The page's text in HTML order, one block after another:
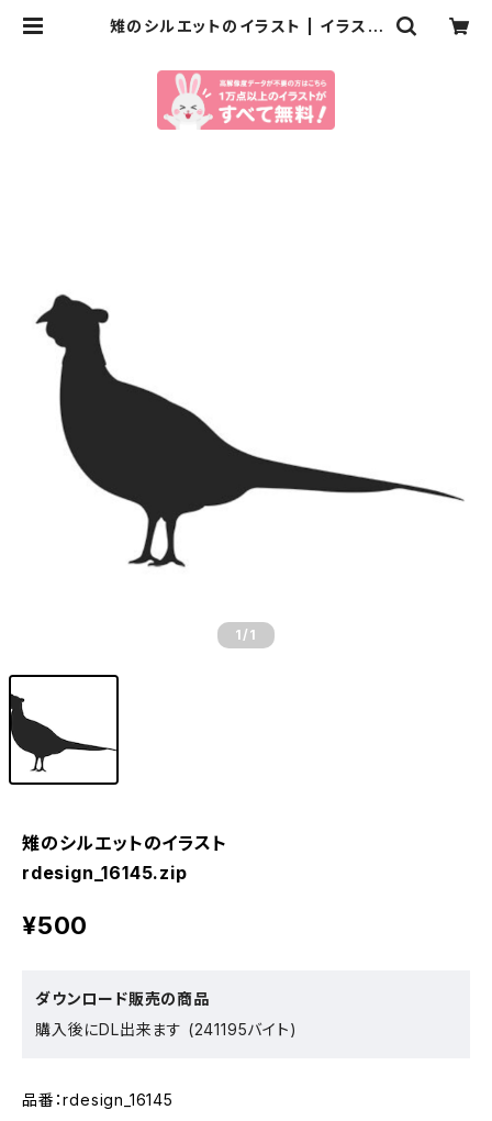
雉のシルエットのイラスト | イラスト
1 /1
雉のシルエットのイラスト
rdesign_16145.zip
¥500
ダウンロード販売の商品
購入後にDL出来ます (241195バイト)
品番：rdesign_16145